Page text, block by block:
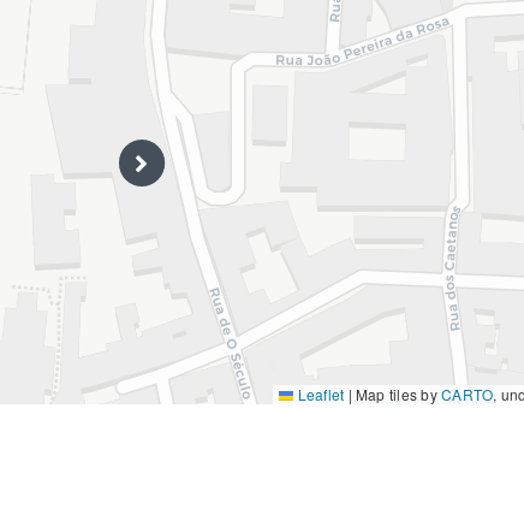
Leaflet | Map tiles byCARTO,